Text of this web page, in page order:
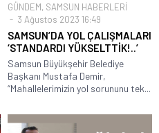
GÜNDEM, SAMSUN HABERLERİ
3 Ağustos 2023 16:49
SAMSUN’DA YOL ÇALIŞMALARI
‘STANDARDI YÜKSELTTİK!..’
Samsun Büyükşehir Belediye
Başkanı Mustafa Demir,
“Mahallelerimizin yol sorununu tek...